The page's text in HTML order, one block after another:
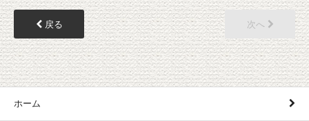
戻る 次へ
ホーム